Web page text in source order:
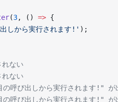
(3, () => {
しから実行されます!' );
ない
ない
呼び出しから実行されます!" が
呼び出しから実行されます!" が